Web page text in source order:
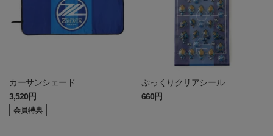
カーサンシェード
3,520円
会員特典
ぷっくりクリアシール
660円